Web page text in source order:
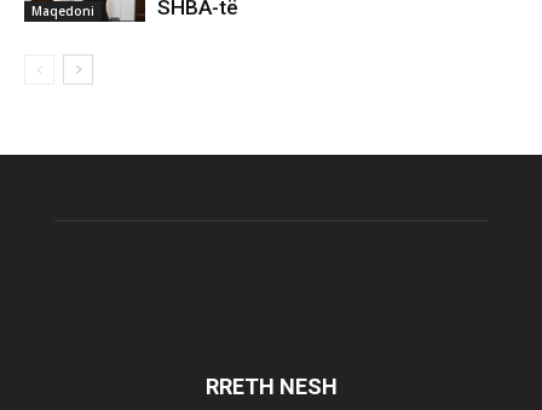
Maqedoni
SHBA-të
RRETH NESH